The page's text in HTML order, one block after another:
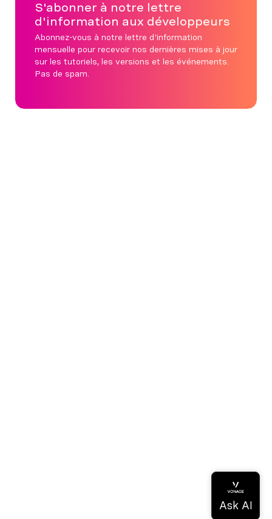
S'abonner à notre lettre
d'information aux développeurs
Abonnez-vous à notre lettre d'information
mensuelle pour recevoir nos dernières mises à jour
sur les tutoriels, les versions et les événements.
Pas de spam.